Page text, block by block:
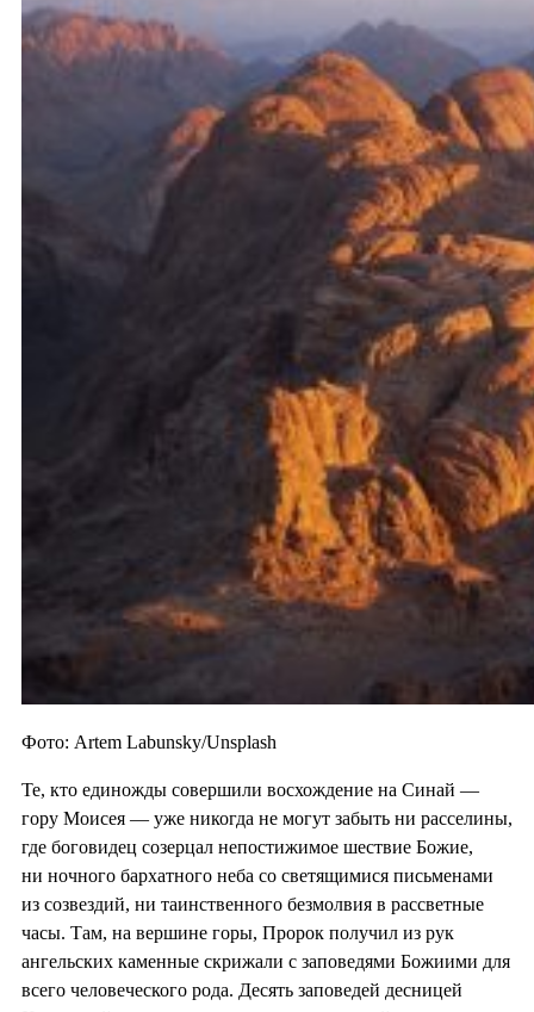
Фото: Artem Labunsky/Unsplash
Те, кто единожды совершили восхождение на Синай —
гору Моисея — уже никогда не могут забыть ни расселины,
где боговидец созерцал непостижимое шествие Божие,
ни ночного бархатного неба со светящимися письменами
из созвездий, ни таинственного безмолвия в рассветные
часы. Там, на вершине горы, Пророк получил из рук
ангельских каменные скрижали с заповедями Божиими для
всего человеческого рода. Десять заповедей десницей